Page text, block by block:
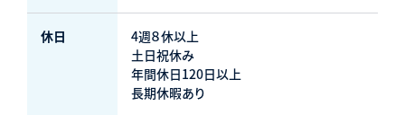
休日
4週８休以上
土日祝休み
年間休日120日以上
長期休暇あり